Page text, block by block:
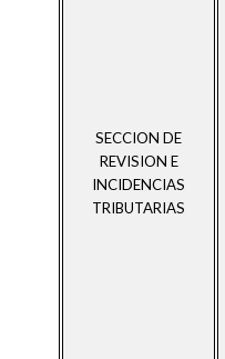
SECCION DE
REVISION E
INCIDENCIAS
TRIBUTARIAS